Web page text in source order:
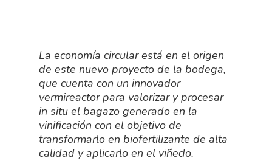
La economía circular está en el origen
de este nuevo proyecto de la bodega,
que cuenta con un innovador
vermireactor para valorizar y procesar
in situ el bagazo generado en la
vinificación con el objetivo de
transformarlo en biofertilizante de alta
calidad y aplicarlo en el viñedo.